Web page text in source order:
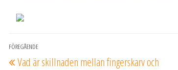
Inläggsnavigering
Föregående
FÖREGÅENDE
Vad är skillnaden mellan fingerskarv och